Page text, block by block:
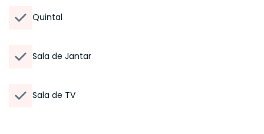
Quintal
Sala de Jantar
Sala de TV